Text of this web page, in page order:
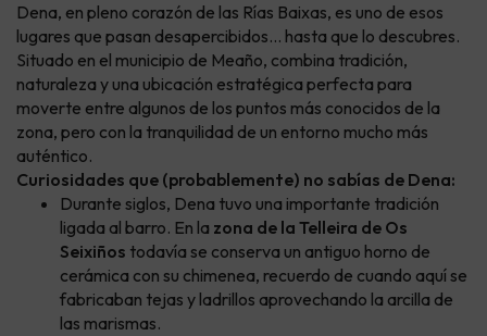
Dena, en pleno corazón de las Rías Baixas, es uno de esos
lugares que pasan desapercibidos… hasta que lo descubres.
Situado en el municipio de Meaño, combina tradición,
naturaleza y una ubicación estratégica perfecta para
moverte entre algunos de los puntos más conocidos de la
zona, pero con la tranquilidad de un entorno mucho más
auténtico.
Curiosidades que (probablemente) no sabías de Dena:
Durante siglos, Dena tuvo una importante tradición
ligada al barro. En la zona de la Telleira de Os
Seixiños todavía se conserva un antiguo horno de
cerámica con su chimenea, recuerdo de cuando aquí se
fabricaban tejas y ladrillos aprovechando la arcilla de
las marismas.